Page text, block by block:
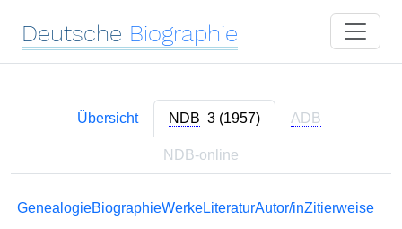
Deutsche Biographie
Übersicht NDB 3 (1957) ADB
NDB-online
GenealogieBiographieWerkeLiteraturAutor/inZitierweise